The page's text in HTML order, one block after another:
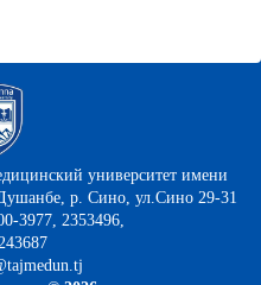
университет имени
р. Сино, ул.Сино 29-31
3977, 2353496,